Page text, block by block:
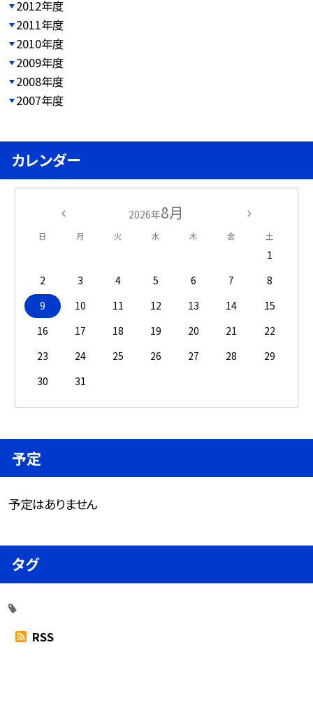
2012年度
2011年度
2010年度
2009年度
2008年度
2007年度
カレンダー
2026年8月
日 月 火 水 木 金 土
1
2
3 4 5 6 7
8
9
10 11 12 13 14
15
16
17 18 19 20 21
22
23
24 25 26 27 28
29
30
31
予定
予定はありません
タグ
RSS